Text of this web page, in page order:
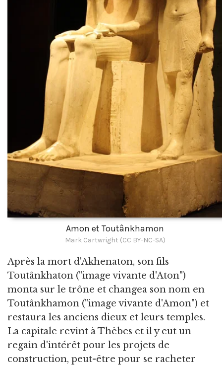
Amon et Toutânkhamon
Mark Cartwright (CC BY-NC-SA)
Après la mort d'Akhenaton, son fils
Toutânkhaton ("image vivante d'Aton")
monta sur le trône et changea son nom en
Toutânkhamon ("image vivante d'Amon") et
restaura les anciens dieux et leurs temples.
La capitale revint à Thèbes et il y eut un
regain d'intérêt pour les projets de
construction, peut-être pour se racheter